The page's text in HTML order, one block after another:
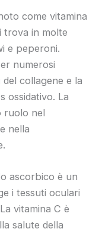
come vitamina
trova in molte
e peperoni.
numerosi
collagene e la
ossidativo. La
ruolo nel
nella
ascorbico è un
i tessuti oculari
vitamina C è
salute della